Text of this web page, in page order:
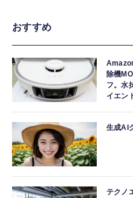
おすすめ
除機
フ。水
イエン
生成AI
テクノ